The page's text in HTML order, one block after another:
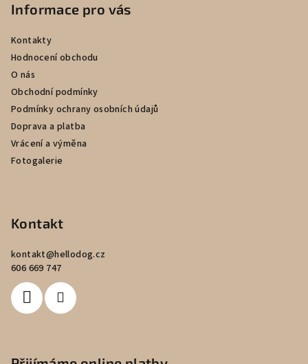
Informace pro vás
Kontakty
Hodnocení obchodu
O nás
Obchodní podmínky
Podmínky ochrany osobních údajů
Doprava a platba
Vrácení a výměna
Fotogalerie
Kontakt
kontakt@hellodog.cz
606 669 747